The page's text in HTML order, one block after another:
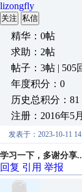
lizongfly
关注 私信
精华：0帖
求助：2帖
帖子：3帖 | 505
年度积分：0
历史总积分：81
注册：2016年5
发表于：2023-10-11
学习一下，多谢分享
回复 引用 举报